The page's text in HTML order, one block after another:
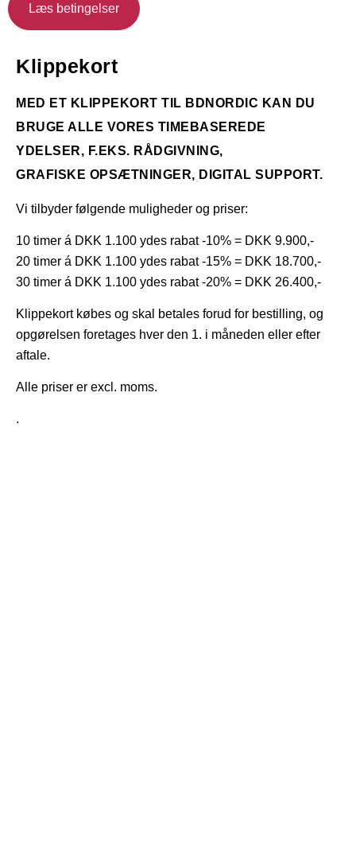
Læs betingelser
Klippekort
MED ET KLIPPEKORT TIL BDNORDIC KAN DU
BRUGE ALLE VORES TIMEBASEREDE
YDELSER, F.EKS. RÅDGIVNING,
GRAFISKE OPSÆTNINGER, DIGITAL SUPPORT.
Vi tilbyder følgende muligheder og priser:
10 timer á DKK 1.100 ydes rabat -10% = DKK 9.900,-
20 timer á DKK 1.100 ydes rabat -15% = DKK 18.700,-
30 timer á DKK 1.100 ydes rabat -20% = DKK 26.400,-
Klippekort købes og skal betales forud for bestilling, og
opgørelsen foretages hver den 1. i måneden eller efter
aftale.
Alle priser er excl. moms.
.